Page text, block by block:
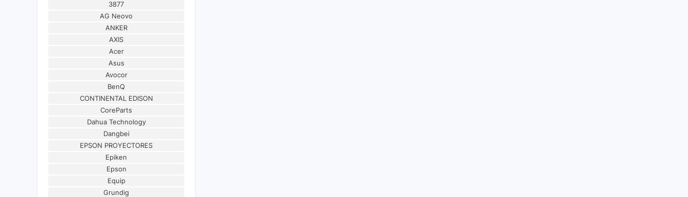
3877
AG Neovo
ANKER
AXIS
Acer
Asus
Avocor
BenQ
CONTINENTAL EDISON
CoreParts
Dahua Technology
Dangbei
EPSON PROYECTORES
Epiken
Epson
Equip
Grundig